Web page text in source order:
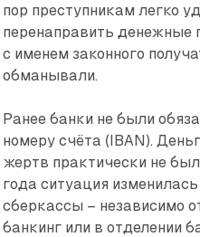
пор преступникам легко
перенаправить денежные
с именем законного
обманывали.
Ранее банки не были
номеру счёта (IBAN).
жертв практически не
года ситуация
сберкассы – независимо
банкинг или в отделении